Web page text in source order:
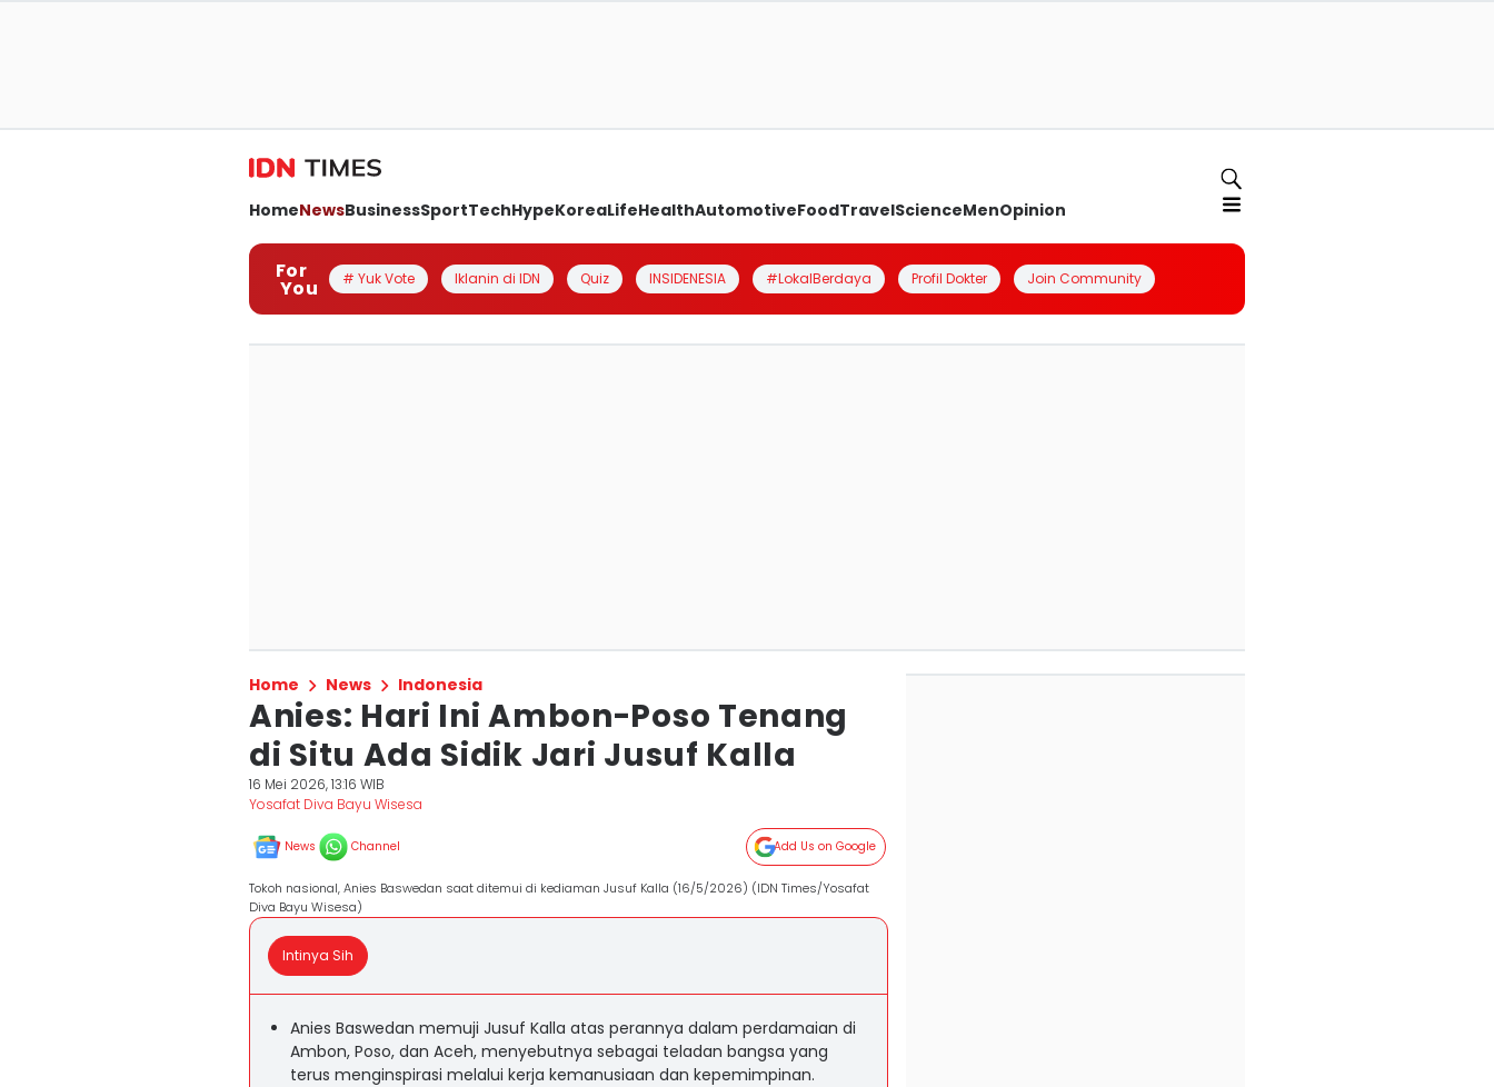
HomeNewsBusinessSportTechHypeKoreaLifeHealthAutomotiveFoodTravelScienceMenOpinion
For
You # Yuk Vote Iklanin di IDN Quiz INSIDENESIA #LokalBerdaya Profil Dokter Join Community
Home News Indonesia
Anies: Hari Ini Ambon-Poso Tenang
di Situ Ada Sidik Jari Jusuf Kalla
16 Mei 2026, 13:16 WIB
Yosafat Diva Bayu Wisesa
News Channel Add Us on Google
Tokoh nasional, Anies Baswedan saat ditemui di kediaman Jusuf Kalla (16/5/2026) (IDN Times/Yosafat
Diva Bayu Wisesa)
Intinya Sih
Anies Baswedan memuji Jusuf Kalla atas perannya dalam perdamaian di
Ambon, Poso, dan Aceh, menyebutnya sebagai teladan bangsa yang
terus menginspirasi melalui kerja kemanusiaan dan kepemimpinan.